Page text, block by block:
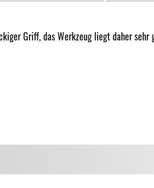
Griff, das Werkzeug liegt daher